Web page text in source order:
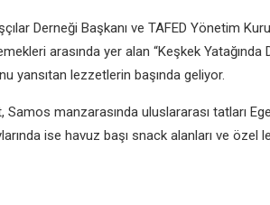
Derneği Başkanı ve TAFED Yönetim
arasında yer alan “Keşkek Yatağında
yansıtan lezzetlerin başında geliyor.
manzarasında uluslararası tatları
ise havuz başı snack alanları ve özel